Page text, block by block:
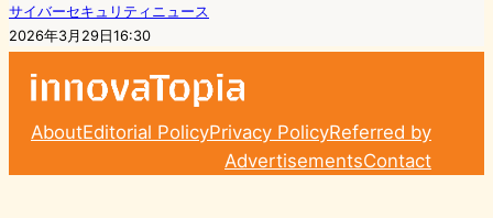
サイバーセキュリティニュース
2026年3月29日16:30
AboutEditorial PolicyPrivacy PolicyReferred by
AdvertisementsContact